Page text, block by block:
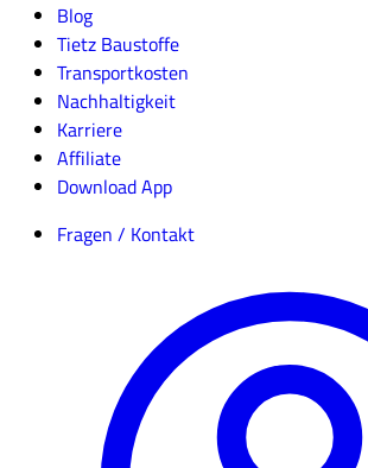
Blog
Tietz Baustoffe
Transportkosten
Nachhaltigkeit
Karriere
Affiliate
Download App
Fragen / Kontakt